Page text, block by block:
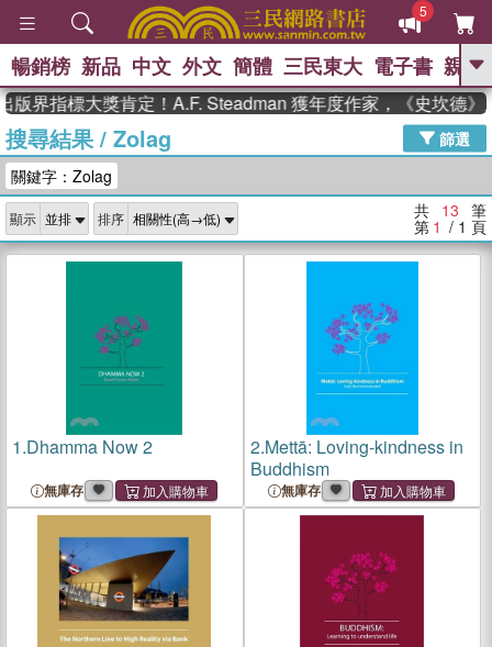
5
GO
The Odyssey 、
父親節 、 如果歷史是一群喵 、 暑期
念華 、 台灣的李登輝時代 、 數學女
孩：黎曼猜想
偉大的迷走神經
暢銷榜 新品 中文 外文 簡體 三民東大 電子書 親子
界指標大獎肯定！A.F. Steadman 獲年度作家，《史坎德》
搜尋結果/ Zolag
篩選
關鍵字：Zolag
顯示 排序 共 13 筆
第 1 / 1 頁
1.Dhamma Now 2
無庫存
2.Mettā: Loving-kindness in
Buddhism
無庫存